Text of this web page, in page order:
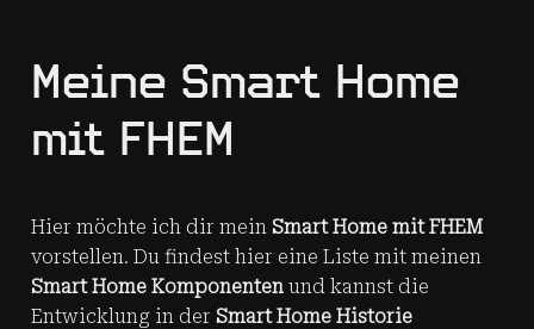
Meine Smart Home
mit FHEM
Hier möchte ich dir mein Smart Home mit FHEM
vorstellen. Du findest hier eine Liste mit meinen
Smart Home Komponentenund kannst die
Entwicklung in der Smart Home Historie